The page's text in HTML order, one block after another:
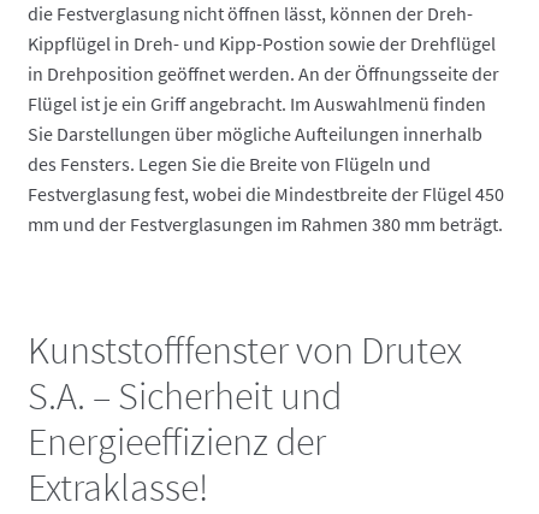
die Festverglasung nicht öffnen lässt, können der Dreh-
Kippflügel in Dreh- und Kipp-Postion sowie der Drehflügel
in Drehposition geöffnet werden. An der Öffnungsseite der
Flügel ist je ein Griff angebracht. Im Auswahlmenü finden
Sie Darstellungen über mögliche Aufteilungen innerhalb
des Fensters. Legen Sie die Breite von Flügeln und
Festverglasung fest, wobei die Mindestbreite der Flügel 450
mm und der Festverglasungen im Rahmen 380 mm beträgt.
Kunststofffenster von Drutex
S.A. – Sicherheit und
Energieeffizienz der
Extraklasse!